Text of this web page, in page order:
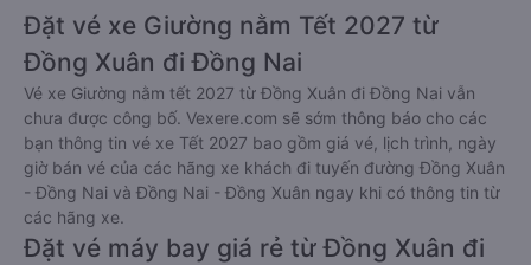
Đặt vé xe Giường nằm Tết 2027 từ
Đồng Xuân đi Đồng Nai
Vé xe Giường nằm tết 2027 từ Đồng Xuân đi Đồng Nai vẫn
chưa được công bố. Vexere.com sẽ sớm thông báo cho các
bạn thông tin vé xe Tết 2027 bao gồm giá vé, lịch trình, ngày
giờ bán vé của các hãng xe khách đi tuyến đường Đồng Xuân
- Đồng Nai và Đồng Nai - Đồng Xuân ngay khi có thông tin từ
các hãng xe.
Đặt vé máy bay giá rẻ từ Đồng Xuân đi